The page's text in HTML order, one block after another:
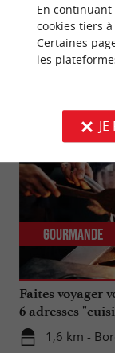
NOUS
Faites voyager
6 adresses
1,6 km -
Gourmande
En
cookies tiers
Certaines
les